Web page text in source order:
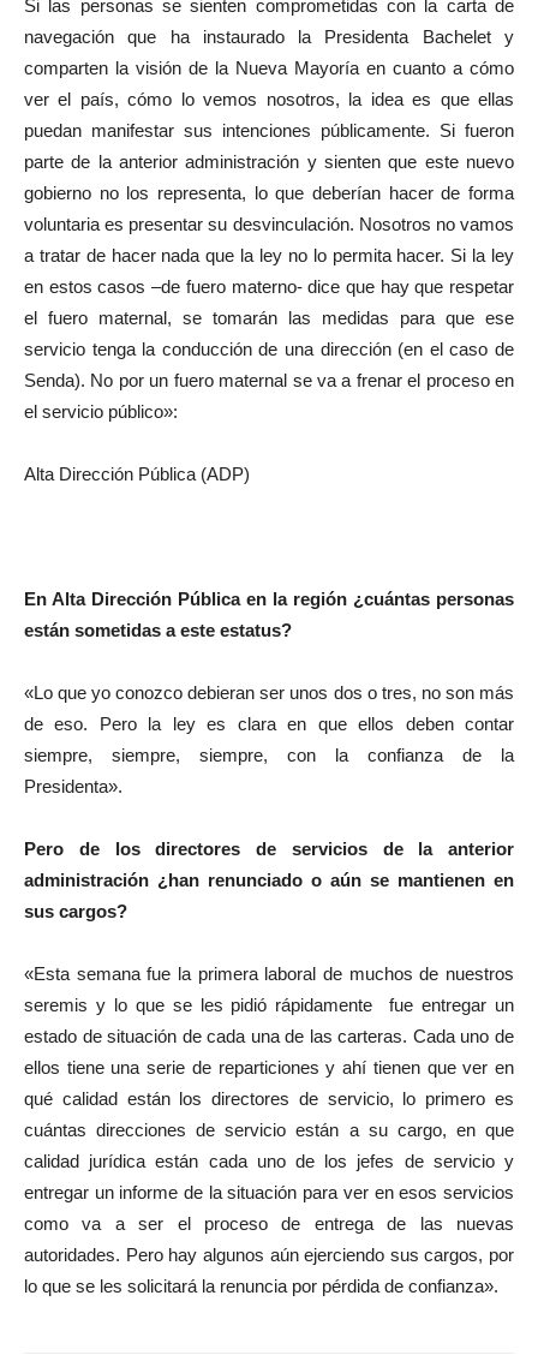
Si las personas se sienten comprometidas con la carta de
navegación que ha instaurado la Presidenta Bachelet y
comparten la visión de la Nueva Mayoría en cuanto a cómo
ver el país, cómo lo vemos nosotros, la idea es que ellas
puedan manifestar sus intenciones públicamente. Si fueron
parte de la anterior administración y sienten que este nuevo
gobierno no los representa, lo que deberían hacer de forma
voluntaria es presentar su desvinculación. Nosotros no vamos
a tratar de hacer nada que la ley no lo permita hacer. Si la ley
en estos casos –de fuero materno- dice que hay que respetar
el fuero maternal, se tomarán las medidas para que ese
servicio tenga la conducción de una dirección (en el caso de
Senda). No por un fuero maternal se va a frenar el proceso en
el servicio público»:
Alta Dirección Pública (ADP)
En Alta Dirección Pública en la región ¿cuántas personas
están sometidas a este estatus?
«Lo que yo conozco debieran ser unos dos o tres, no son más
de eso. Pero la ley es clara en que ellos deben contar
siempre, siempre, siempre, con la confianza de la
Presidenta».
Pero de los directores de servicios de la anterior
administración ¿han renunciado o aún se mantienen en
sus cargos?
«Esta semana fue la primera laboral de muchos de nuestros
seremis y lo que se les pidió rápidamente fue entregar un
estado de situación de cada una de las carteras. Cada uno de
ellos tiene una serie de reparticiones y ahí tienen que ver en
qué calidad están los directores de servicio, lo primero es
cuántas direcciones de servicio están a su cargo, en que
calidad jurídica están cada uno de los jefes de servicio y
entregar un informe de la situación para ver en esos servicios
como va a ser el proceso de entrega de las nuevas
autoridades. Pero hay algunos aún ejerciendo sus cargos, por
lo que se les solicitará la renuncia por pérdida de confianza».